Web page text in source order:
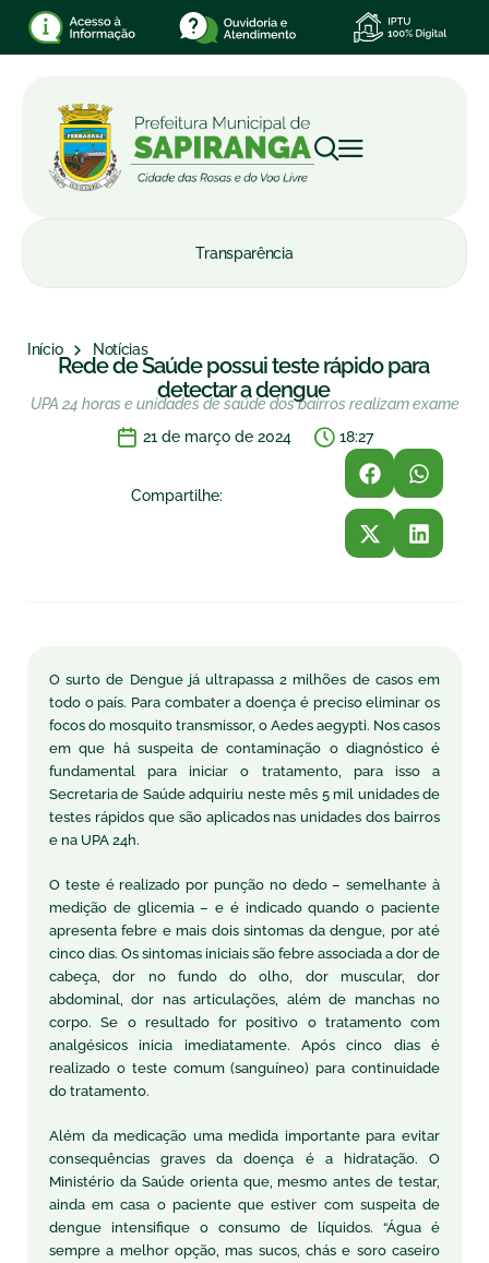
Transparência
Início Notícias
Rede de Saúde possui teste rápido para
detectar a dengue
UPA 24 horas e unidades de saúde dos bairros realizam exame
21 de março de 2024
18:27
Compartilhe:
O surto de Dengue já ultrapassa 2 milhões de casos em
todo o país. Para combater a doença é preciso eliminar os
focos do mosquito transmissor, o Aedes aegypti. Nos casos
em que há suspeita de contaminação o diagnóstico é
fundamental para iniciar o tratamento, para isso a
Secretaria de Saúde adquiriu neste mês 5 mil unidades de
testes rápidos que são aplicados nas unidades dos bairros
e na UPA 24h.
O teste é realizado por punção no dedo – semelhante à
medição de glicemia – e é indicado quando o paciente
apresenta febre e mais dois sintomas da dengue, por até
cinco dias. Os sintomas iniciais são febre associada a dor de
cabeça, dor no fundo do olho, dor muscular, dor
abdominal, dor nas articulações, além de manchas no
corpo. Se o resultado for positivo o tratamento com
analgésicos inicia imediatamente. Após cinco dias é
realizado o teste comum (sanguíneo) para continuidade
do tratamento.
Além da medicação uma medida importante para evitar
consequências graves da doença é a hidratação. O
Ministério da Saúde orienta que, mesmo antes de testar,
ainda em casa o paciente que estiver com suspeita de
dengue intensifique o consumo de líquidos. “Água é
sempre a melhor opção, mas sucos, chás e soro caseiro